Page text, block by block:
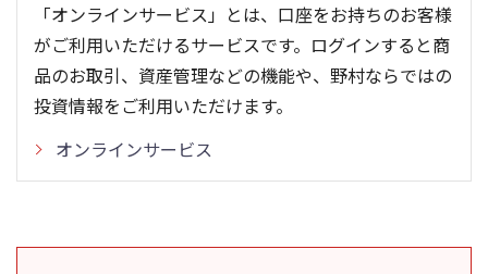
「オンラインサービス」とは、口座をお持ちのお客様
がご利用いただけるサービスです。ログインすると商
品のお取引、資産管理などの機能や、野村ならではの
投資情報をご利用いただけます。
オンラインサービス